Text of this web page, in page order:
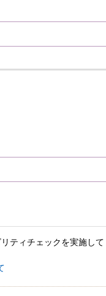
ティチェックを実施して